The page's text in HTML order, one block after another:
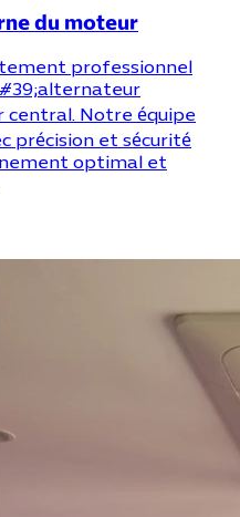
du moteur
professionnel
Notre équipe
précision et sécurité
optimal et